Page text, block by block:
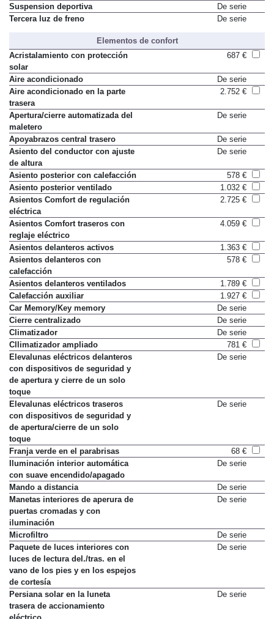
Suspension deportiva
De serie
Tercera luz de freno
De serie
Elementos de confort
Acristalamiento con protección
solar
687 €
Aire acondicionado
De serie
Aire acondicionado en la parte
trasera
2.752 €
Apertura/cierre automatizada del
maletero
De serie
Apoyabrazos central trasero
De serie
Asiento del conductor con ajuste
de altura
De serie
Asiento posterior con calefacción
578 €
Asiento posterior ventilado
1.032 €
Asientos Comfort de regulación
eléctrica
2.725 €
Asientos Comfort traseros con
reglaje eléctrico
4.059 €
Asientos delanteros activos
1.363 €
Asientos delanteros con
calefacción
578 €
Asientos delanteros ventilados
1.789 €
Calefacción auxiliar
1.927 €
Car Memory/Key memory
De serie
Cierre centralizado
De serie
Climatizador
De serie
Cllimatizador ampliado
781 €
Elevalunas eléctricos delanteros
con dispositivos de seguridad y
de apertura y cierre de un solo
toque
De serie
Elevalunas eléctricos traseros
con dispositivos de seguridad y
de apertura/cierre de un solo
toque
De serie
Franja verde en el parabrisas
68 €
Iluminación interior automática
con suave encendido/apagado
De serie
Mando a distancia
De serie
Manetas interiores de aperura de
puertas cromadas y con
iluminación
De serie
Microfiltro
De serie
Paquete de luces interiores con
luces de lectura del./tras. en el
vano de los pies y en los espejos
de cortesía
De serie
Persiana solar en la luneta
trasera de accionamiento
De serie